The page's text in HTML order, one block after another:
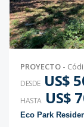
PROYECTO -
DESDE US$
HASTA US$
Eco Park